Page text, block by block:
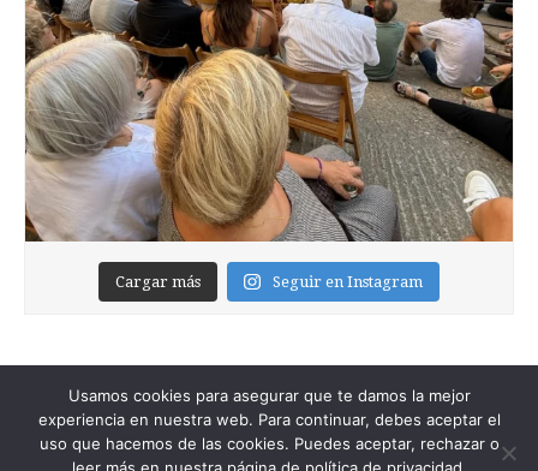
Cargar más Seguir en Instagram
Usamos cookies para asegurar que te damos la mejor
experiencia en nuestra web. Para continuar, debes aceptar el
uso que hacemos de las cookies. Puedes aceptar, rechazar o